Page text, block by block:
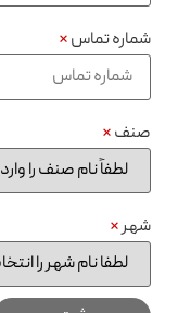
شماره تماس*
صنف*
شهر*